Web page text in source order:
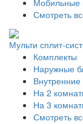
Смотреть
Мульти сплит-
Комплекты
Наружные
Внутренние
На 2
На 3
Смотреть